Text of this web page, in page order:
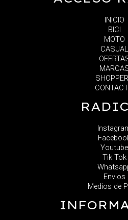
INICIO
BICI
MOTO
CASUAL
Youtube
Tik Tok
Envios
Medios de